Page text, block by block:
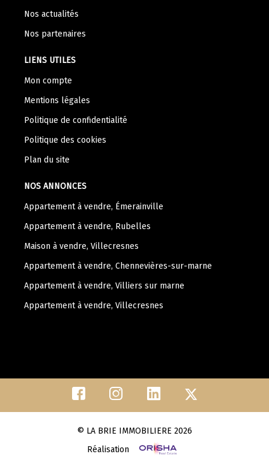
Nos actualités
Nos partenaires
LIENS UTILES
Mon compte
Mentions légales
Politique de confidentialité
Politique des cookies
Plan du site
NOS ANNONCES
Appartement à vendre, Émerainville
Appartement à vendre, Rubelles
Maison à vendre, Villecresnes
Appartement à vendre, Chennevières-sur-marne
Appartement à vendre, Villiers sur marne
Appartement à vendre, Villecresnes
© LA BRIE IMMOBILIERE 2026
Réalisation